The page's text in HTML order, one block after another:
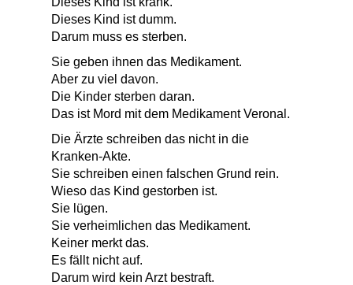
Dieses Kind ist dumm.
Darum muss es sterben.
Sie geben ihnen das Medikament.
Aber zu viel davon.
Die Kinder sterben daran.
Das ist Mord mit dem Medikament Veronal.
Die Ärzte schreiben das nicht in die
Kranken-Akte.
Sie schreiben einen falschen Grund rein.
Wieso das Kind gestorben ist.
Sie lügen.
Sie verheimlichen das Medikament.
Keiner merkt das.
Es fällt nicht auf.
Darum wird kein Arzt bestraft.